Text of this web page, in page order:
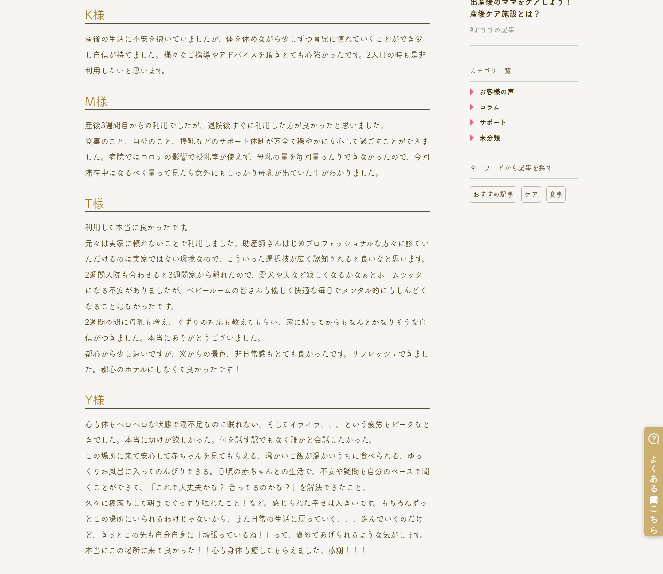
K様
産後の生活に不安を抱いていましたが、体を休めながら少しずつ育児に慣れていくことができ少
し自信が持てました。様々なご指導やアドバイスを頂きとても心強かったです。2人目の時も是非
利用したいと思います。
M様
産後3週間目からの利用でしたが、退院後すぐに利用した方が良かったと思いました。
食事のこと、自分のこと、授乳などのサポート体制が万全で穏やかに安心して過ごすことができま
した。病院ではコロナの影響で授乳室が使えず、母乳の量を毎回量ったりできなかったので、今回
滞在中はなるべく量って見たら意外にもしっかり母乳が出ていた事がわかりました。
T様
利用して本当に良かったです。
元々は実家に頼れないことで利用しました。助産師さんはじめプロフェッショナルな方々に診てい
ただけるのは実家ではない環境なので、こういった選択技が広く認知されると良いなと思います。
2週間入院も合わせると3週間家から離れたので、愛犬や夫など寂しくなるかなぁとホームシック
になる不安がありましたが、ベビールームの皆さんも優しく快適な毎日でメンタル的にもしんどく
なることはなかったです。
2週間の間に母乳も増え、ぐずりの対応も教えてもらい、家に帰ってからもなんとかなりそうな自
信がつきました。本当にありがとうございました。
都心から少し遠いですが、窓からの景色、非日常感もとても良かったです。リフレッシュできまし
た。都心のホテルにしなくて良かったです！
Y様
心も体もヘロヘロな状態で寝不足なのに眠れない、そしてイライラ、、、という疲労もピークなと
きでした。本当に助けが欲しかった。何を話す訳でもなく誰かと会話したかった。
この場所に来て安心して赤ちゃんを見てもらえる、温かいご飯が温かいうちに食べられる、ゆっ
くりお風呂に入ってのんびりできる。日頃の赤ちゃんとの生活で、不安や疑問も自分のペースで聞
くことができて、「これで大丈夫かな？ 合ってるのかな？」を解決できたこと。
久々に寝落ちして朝までぐっすり眠れたこと！など。感じられた幸せは大きいです。もちろんずっ
とこの場所にいられるわけじゃないから、また日常の生活に戻っていく、、、進んでいくのだけ
ど、きっとこの先も自分自身に「頑張っているね！」って、褒めてあげられるような気がします。
本当にこの場所に来て良かった！！心も身体も癒してもらえました。感謝！！！
出産後のママをケアしよう！
産後ケア施設とは？
#おすすめ記事
カテゴリ一覧
お客様の声
コラム
サポート
未分類
キーワードから記事を探す
おすすめ記事 ケア 食事